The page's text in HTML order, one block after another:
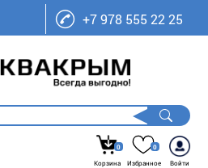
+7 978 555 22 25
0
Корзина
0
Избранное
Войти